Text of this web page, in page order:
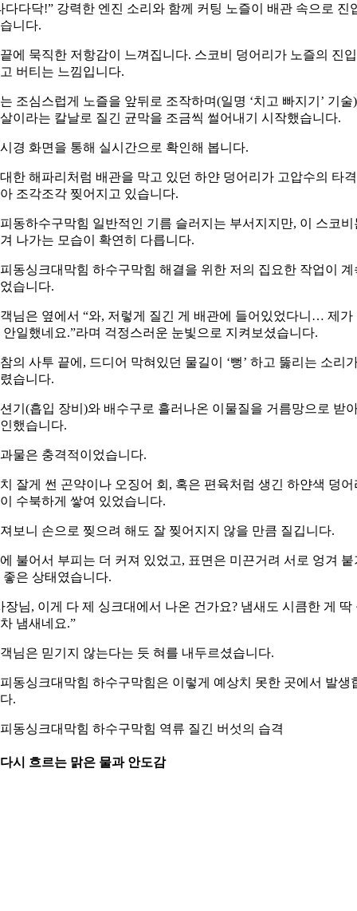
다다닥!” 강력한 엔진 소리와 함께 커팅 노즐이 배관 속으로 진
니다.
에 묵직한 저항감이 느껴집니다. 스코비 덩어리가 노즐의 진
버티는 느낌입니다.
조심스럽게 노즐을 앞뒤로 조작하며(일명 ‘치고 빠지기’ 기술
이라는 칼날로 질긴 균막을 조금씩 썰어내기 시작했습니다.
경 화면을 통해 실시간으로 확인해 봅니다.
한 해파리처럼 배관을 막고 있던 하얀 덩어리가 고압수의 타
조각조각 찢어지고 있습니다.
동하수구막힘 일반적인 기름 슬러지는 부서지지만, 이 스코비
나가는 모습이 확연히 다릅니다.
동싱크대막힘 하수구막힘 해결을 위한 저의 집요한 작업이 계
습니다.
님은 옆에서 “와, 저렇게 질긴 게 배관에 들어있었다니… 제가
안일했네요.”라며 걱정스러운 눈빛으로 지켜보셨습니다.
의 사투 끝에, 드디어 막혀있던 물길이 ‘뻥’ 하고 뚫리는 소리
습니다.
기(흡입 장비)와 배수구로 흘러나온 이물질을 거름망으로 받
했습니다.
물은 충격적이었습니다.
잘게 썬 곤약이나 오징어 회, 혹은 편육처럼 생긴 하얀색 덩어
수북하게 쌓여 있었습니다.
보니 손으로 찢으려 해도 잘 찢어지지 않을 만큼 질깁니다.
불어서 부피는 더 커져 있었고, 표면은 미끈거려 서로 엉겨 붙
좋은 상태였습니다.
장님, 이게 다 제 싱크대에서 나온 건가요? 냄새도 시큼한 게 딱
냄새네요.”
님은 믿기지 않는다는 듯 혀를 내두르셨습니다.
동싱크대막힘 하수구막힘은 이렇게 예상치 못한 곳에서 발생
.
동싱크대막힘 하수구막힘 역류 질긴 버섯의 습격
시 흐르는 맑은 물과 안도감